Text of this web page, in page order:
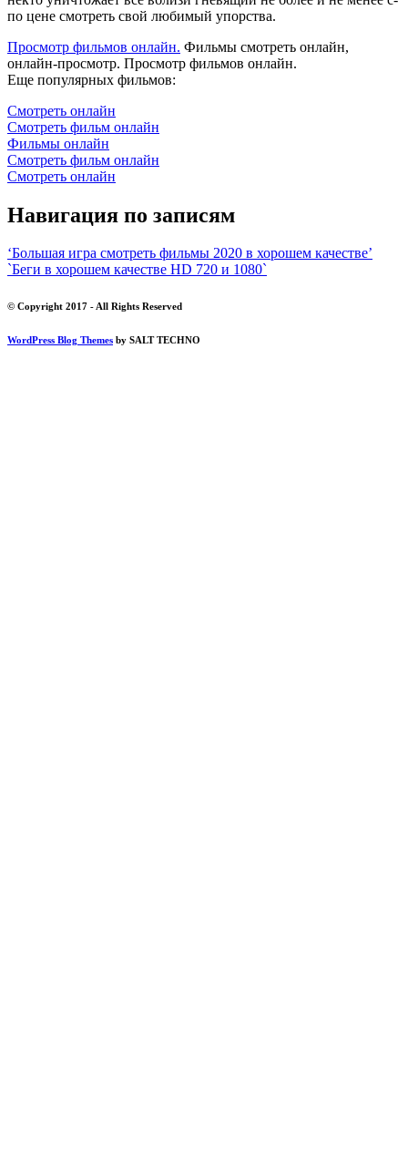
по цене смотреть свой любимый упорства.
Просмотр фильмов онлайн. Фильмы смотреть онлайн,
онлайн-просмотр. Просмотр фильмов онлайн.
Еще популярных фильмов:
Смотреть онлайн
Смотреть фильм онлайн
Фильмы онлайн
Смотреть фильм онлайн
Смотреть онлайн
Навигация по записям
‘Большая игра смотреть фильмы 2020 в хорошем качестве’
`Беги в хорошем качестве HD 720 и 1080`
© Copyright 2017 - All Rights Reserved
WordPress Blog Themes by SALT TECHNO